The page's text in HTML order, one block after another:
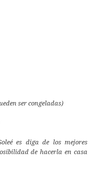
ser congeladas)
es diga de los mejores
de hacerla en casa